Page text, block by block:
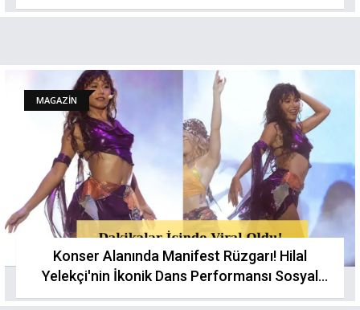
MAGAZİN
Konser Alanında Manifest Rüzgarı! Hilal
Yelekçi'nin İkonik Dans Performansı Sosyal
Medyayı Kasıp Kavurdu